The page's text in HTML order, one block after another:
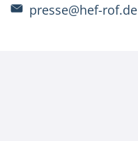
presse@hef-rof.de